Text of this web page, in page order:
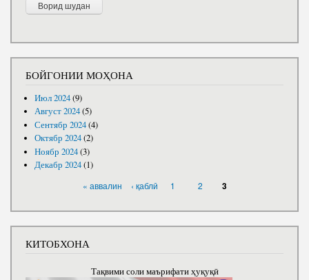
БОЙГОНИИ МОҲОНА
Июл 2024(9)
Август 2024(5)
Сентябр 2024(4)
Октябр 2024(2)
Ноябр 2024(3)
Декабр 2024(1)
« аввалин ‹ қаблӣ 1 2 3
КИТОБХОНА
Тақвими соли маърифати ҳуқуқӣ